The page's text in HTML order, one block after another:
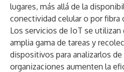
lugares, más allá de la
conectividad celular o por fibra
Los servicios de IoT se utilizan
amplia gama de tareas y
dispositivos para analizarlos
organizaciones aumenten la